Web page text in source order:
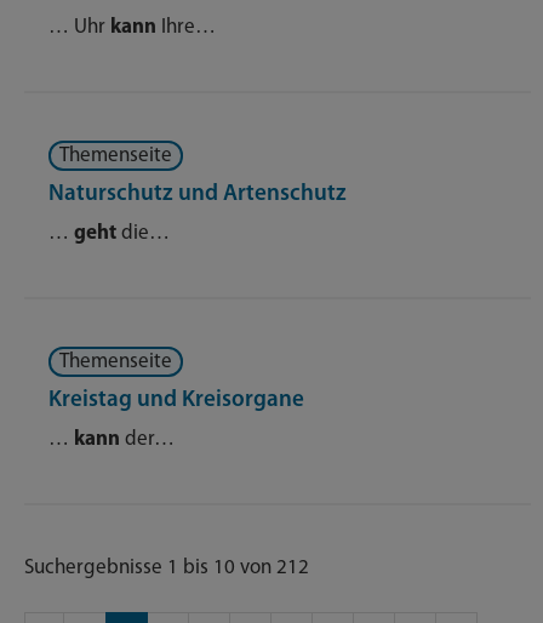
… Uhr kann Ihre…
Themenseite
Naturschutz und Artenschutz
… geht die…
Themenseite
Kreistag und Kreisorgane
… kann der…
Suchergebnisse 1 bis 10 von 212